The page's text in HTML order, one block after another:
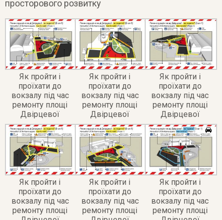
просторового розвитку
Як пройти і
проїхати до
вокзалу під час
ремонту площі
Двірцевої
Як пройти і
проїхати до
вокзалу під час
ремонту площі
Двірцевої
Як пройти і
проїхати до
вокзалу під час
ремонту площі
Двірцевої
Як пройти і
проїхати до
вокзалу під час
ремонту площі
Як пройти і
проїхати до
вокзалу під час
ремонту площі
Як пройти і
проїхати до
вокзалу під час
ремонту площі